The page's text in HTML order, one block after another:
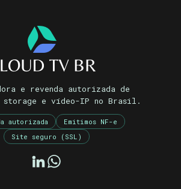
e revenda autorizada de
storage e vídeo-IP no Brasil.
autorizada
Emitimos NF-e
Site seguro (SSL)